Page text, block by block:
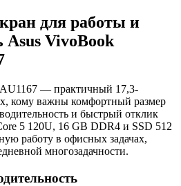
для работы и
VivoBook
— практичный 17,3-
кому важны комфортный размер
и быстрый отклик
5 120U, 16 GB DDR4 и SSD 512
работу в офисных задачах,
многозадачности.